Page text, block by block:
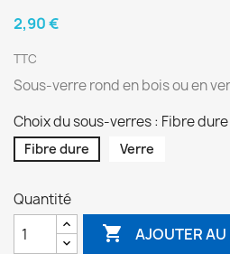
2,90 €
TTC
Sous-verre rond en bois ou en
Choix du sous-verres : Fibre dure
Fibre dure Verre
Quantité
 AJOUTER AU